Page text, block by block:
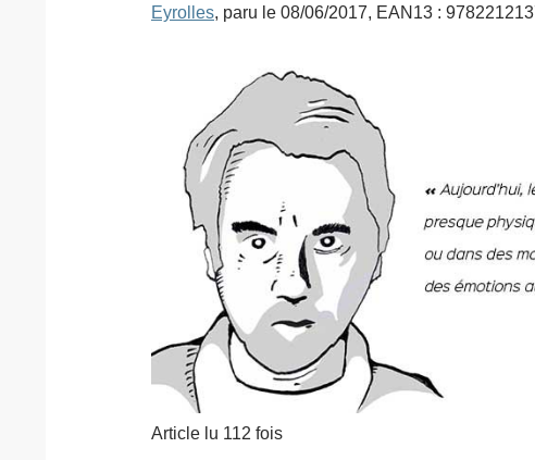
Eyrolles, paru le 08/06/2017, EAN13 :
Article lu 112 fois